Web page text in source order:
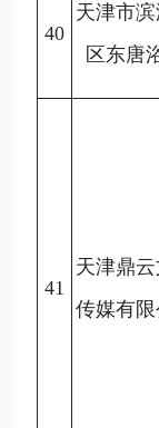
40
天津市
区东唐
41
天津鼎
传媒有限